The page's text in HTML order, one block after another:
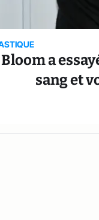
a
sang et